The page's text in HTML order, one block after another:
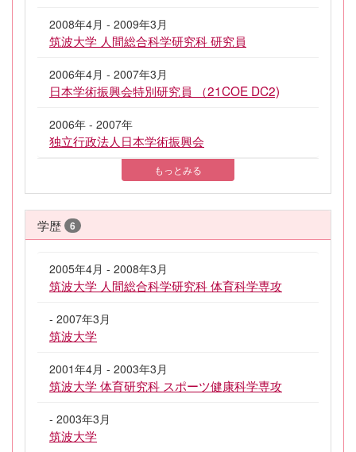
2008年4月 - 2009年3月
筑波大学 人間総合科学研究科 研究員
2006年4月 - 2007年3月
日本学術振興会特別研究員 （21COE DC2)
2006年 - 2007年
独立行政法人日本学術振興会
もっとみる
学歴 6
2005年4月 - 2008年3月
筑波大学 人間総合科学研究科 体育科学専攻
- 2007年3月
筑波大学
2001年4月 - 2003年3月
筑波大学 体育研究科 スポーツ健康科学専攻
- 2003年3月
筑波大学